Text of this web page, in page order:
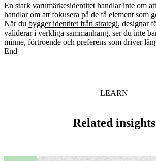
En stark varumärkesidentitet handlar inte om
handlar om att fokusera på de få element som
När du bygger identitet från strategi, designar
validerar i verkliga sammanhang, ser du inte
minne, förtroende och preferens som driver
End
LEARN
Related insights